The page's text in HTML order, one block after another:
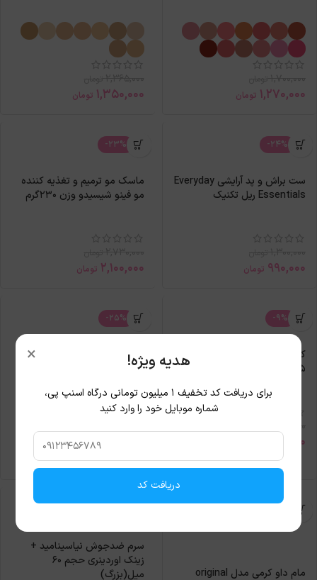
1,270,000 تومان 1,350,000 تومان
-24%
ست براش و پد آرایشی Everyday
Essentials ریل تکنیک
990,000 تومان
-23%
ماسک مو ترمیم و تغذیه کننده
مو فینو شیسیدو وزن 230گرم
2,100,000 تومان
-9%
کرم مرطوب‌کننده دکتر آلتیا
Relief 345 حجم 50میل
3,700,000
-25%
پودر فشرده برنزر فارماسی مدل
follow the sun حجم 12گرم
تومان
490,000 تومان
مام داو کرمی مدل original
سرم ضدجوش نیاسینامید +
زینک اوردینری حجم 60
میل(بزرگ)
× هدیه ویژه!
برای دریافت کد تخفیف ۱ میلیون تومانی درگاه اسنپ پی،
شماره موبایل خود را وارد کنید
دریافت کد